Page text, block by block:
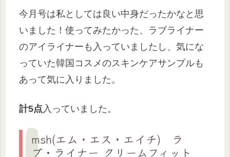
今月号は私としては良い中身だったかなと思
いました！使ってみたかった、ラブライナー
のアイライナーも入っていましたし、気にな
っていた韓国コスメのスキンケアサンプルも
あって気に入りました。
計5点入っていました。
msh(エム・エス・エイチ) ラ
ブ・ライナー クリームフィット